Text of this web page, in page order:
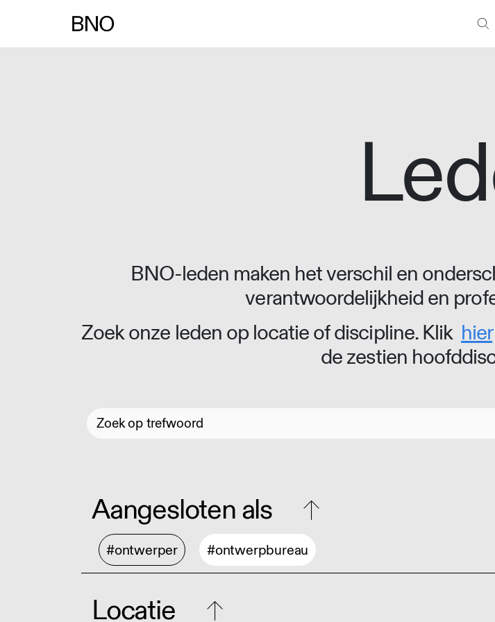
BNO-leden maken het verschil en
verantwoordelijkheid en
Zoek onze leden op locatie of discipline. Klik hier
de zestien
Aangesloten als
#ontwerper #ontwerpbureau
Locatie